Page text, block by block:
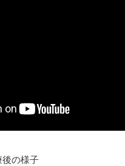
後の様子